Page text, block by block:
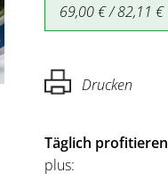
69,00 € / 82,11 €
Drucken
Täglich profitieren
plus: